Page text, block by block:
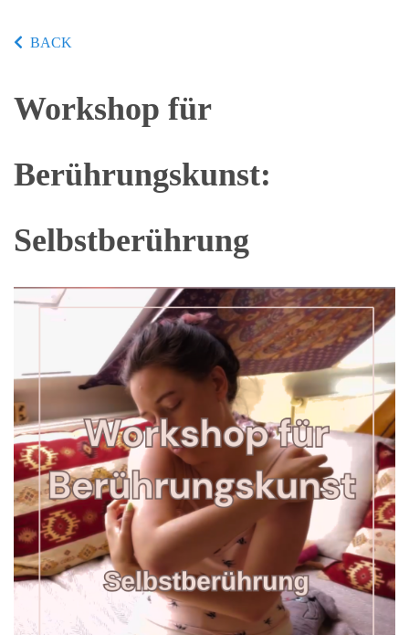
BACK
Workshop für
Berührungskunst:
Selbstberührung